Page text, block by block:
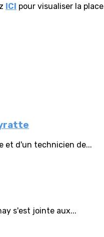
ICI pour visualiser la place
et d'un technicien de...
s'est jointe aux...